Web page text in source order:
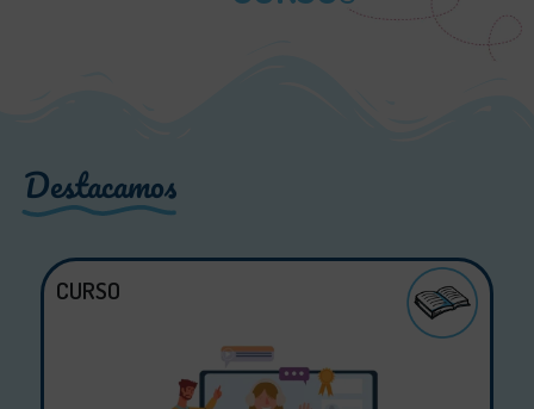
Destacamos
CURSO